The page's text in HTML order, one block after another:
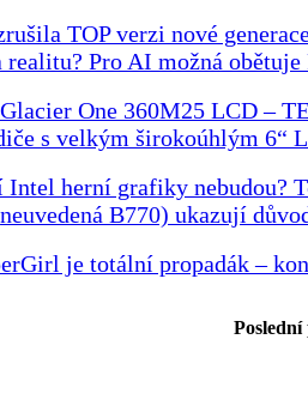
TOP verzi nové
realitu? Pro AI možná
One 360M25 LCD –
s velkým širokoúhlým 6“
Intel herní grafiky nebudou?
B770) ukazují
je totální propadák –